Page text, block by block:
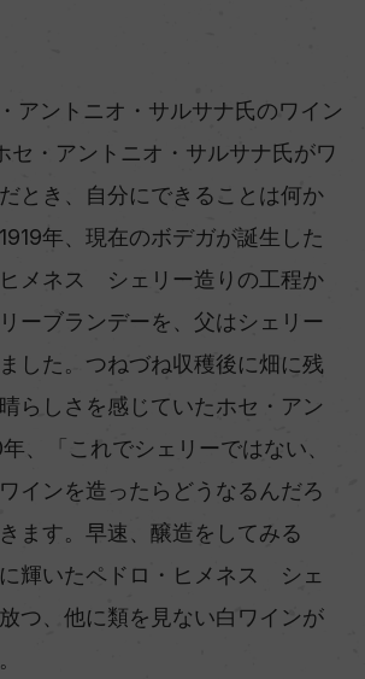
アントニオ・サルサナ氏のワイン
セ・アントニオ・サルサナ氏がワ
とき、自分にできることは何か
年、現在のボデガが誕生した
メネス シェリー造りの工程か
ーブランデーを、父はシェリー
した。つねづね収穫後に畑に残
らしさを感じていたホセ・アン
、「これでシェリーではない、
インを造ったらどうなるんだろ
ます。早速、醸造をしてみる
輝いたペドロ・ヒメネス シェ
つ、他に類を見ない白ワインが